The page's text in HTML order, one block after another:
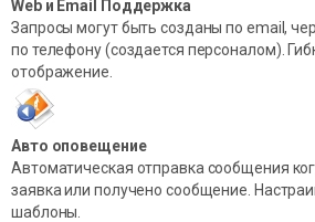
Web и Email Поддержка
Запросы могут быть созданы по email,
по телефону (создается персоналом).
отображение.
Авто оповещение
Автоматическая отправка сообщения
заявка или получено сообщение.
шаблоны.